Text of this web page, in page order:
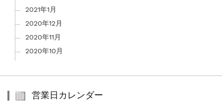
2021年1月
2020年12月
2020年11月
2020年10月
営業日カレンダー